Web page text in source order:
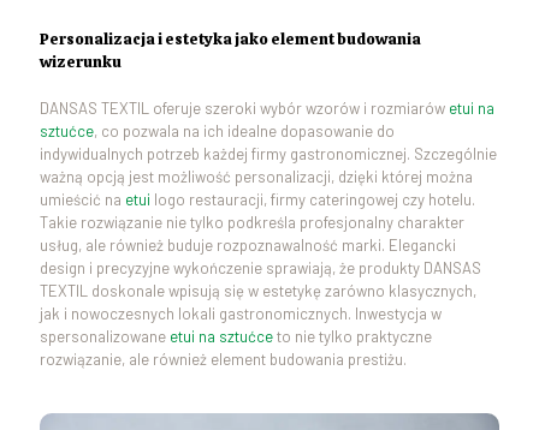
Personalizacja i estetyka jako element budowania
wizerunku
DANSAS TEXTIL oferuje szeroki wybór wzorów i rozmiarów etui na
sztućce, co pozwala na ich idealne dopasowanie do
indywidualnych potrzeb każdej firmy gastronomicznej. Szczególnie
ważną opcją jest możliwość personalizacji, dzięki której można
umieścić na etui logo restauracji, firmy cateringowej czy hotelu.
Takie rozwiązanie nie tylko podkreśla profesjonalny charakter
usług, ale również buduje rozpoznawalność marki. Elegancki
design i precyzyjne wykończenie sprawiają, że produkty DANSAS
TEXTIL doskonale wpisują się w estetykę zarówno klasycznych,
jak i nowoczesnych lokali gastronomicznych. Inwestycja w
spersonalizowane etui na sztućceto nie tylko praktyczne
rozwiązanie, ale również element budowania prestiżu.